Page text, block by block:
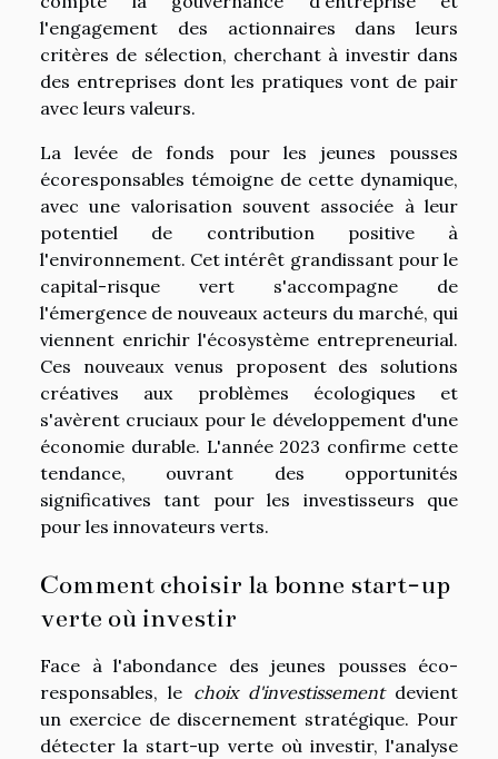
l'engagement des actionnaires dans leurs
critères de sélection, cherchant à investir dans
des entreprises dont les pratiques vont de pair
avec leurs valeurs.
La levée de fonds pour les jeunes pousses
écoresponsables témoigne de cette dynamique,
avec une valorisation souvent associée à leur
potentiel de contribution positive à
l'environnement. Cet intérêt grandissant pour le
capital-risque vert s'accompagne de
l'émergence de nouveaux acteurs du marché, qui
viennent enrichir l'écosystème entrepreneurial.
Ces nouveaux venus proposent des solutions
créatives aux problèmes écologiques et
s'avèrent cruciaux pour le développement d'une
économie durable. L'année 2023 confirme cette
tendance, ouvrant des opportunités
significatives tant pour les investisseurs que
pour les innovateurs verts.
Comment choisir la bonne start-up
verte où investir
Face à l'abondance des jeunes pousses éco-
responsables, le choix d'investissementdevient
un exercice de discernement stratégique. Pour
détecter la start-up verte où investir, l'analyse